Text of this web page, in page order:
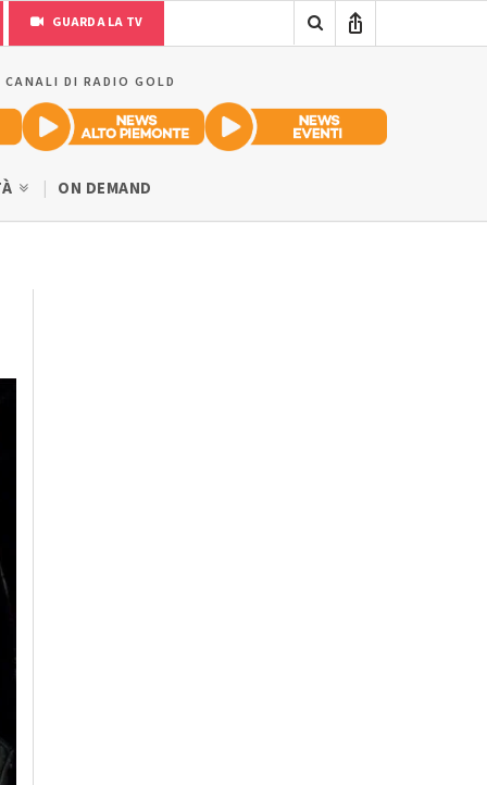
GUARDA LA TV
DI RADIO GOLD
ON DEMAND